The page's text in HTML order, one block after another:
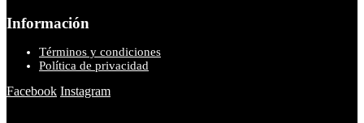
Información
Términos y condiciones
Política de privacidad
Facebook Instagram